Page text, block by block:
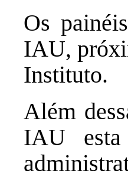
Os
IAU,
Instituto.
Além
IAU esta